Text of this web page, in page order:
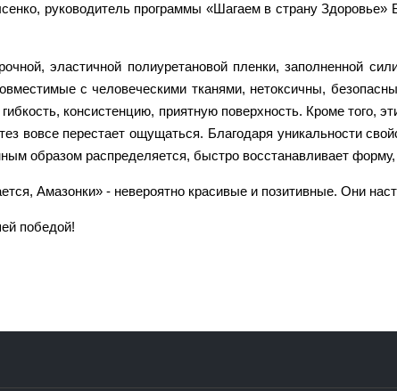
руководитель программы «Шагаем в страну Здоровье»
эластичной полиуретановой пленки, заполненной
с человеческими тканями, нетоксичны,
консистенцию, приятную поверхность. Кроме того,
вовсе перестает ощущаться. Благодаря уникальности
образом распределяется, быстро восстанавливает форму,
Амазонки» - невероятно красивые и позитивные. Они
победой!